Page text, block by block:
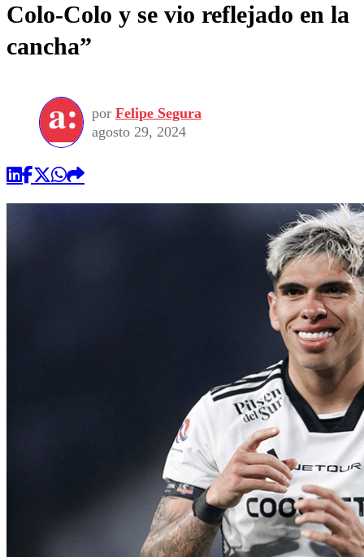
Colo-Colo y se vio reflejado en la
cancha”
por Felipe Segura
agosto 29, 2024